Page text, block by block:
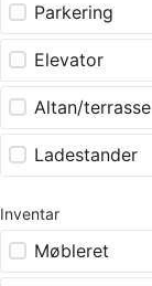
Parkering
Elevator
Altan/terrasse
Ladestander
Inventar
Møbleret